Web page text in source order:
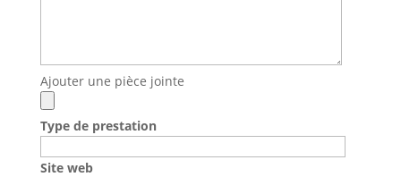
Ajouter une pièce jointe
Type de prestation
Site web